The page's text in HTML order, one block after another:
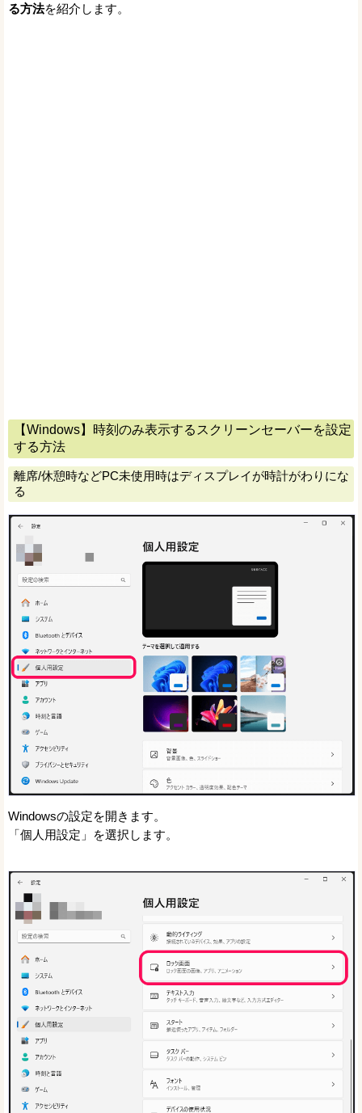
る方法を紹介します。
【Windows】時刻のみ表示するスクリーンセーバーを設定
する方法
離席/休憩時などPC未使用時はディスプレイが時計がわりにな
る
Windowsの設定を開きます。
「個人用設定」を選択します。